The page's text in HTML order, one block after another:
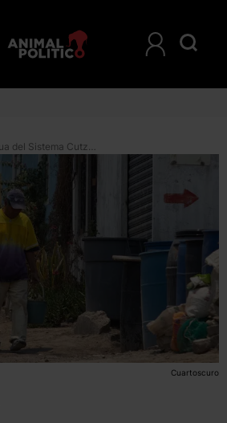
El suministro de agua del Sistema Cutzamala se reducirá el fin de semana en CDMX y Edomex
Cuartoscuro